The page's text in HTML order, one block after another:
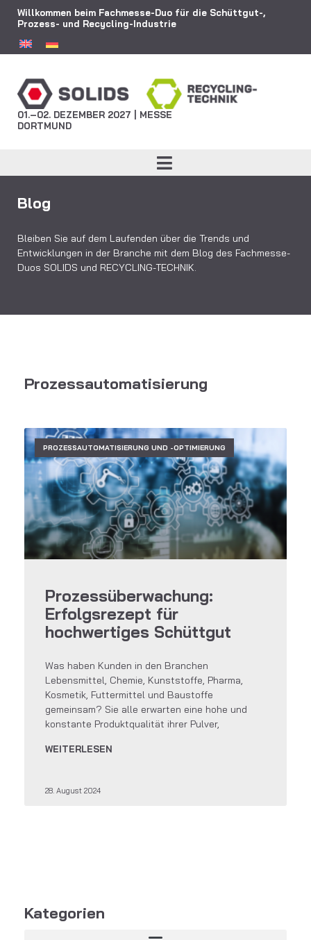
Willkommen beim Fachmesse-Duo für die Schüttgut-,
Prozess- und Recycling-Industrie
01.–02. DEZEMBER 2027 | MESSE
DORTMUND
Blog
Bleiben Sie auf dem Laufenden über die Trends und
Entwicklungen in der Branche mit dem Blog des Fachmesse-
Duos SOLIDS und RECYCLING-TECHNIK.
Prozessautomatisierung
PROZESSAUTOMATISIERUNG UND -OPTIMIERUNG
Prozessüberwachung:
Erfolgsrezept für
hochwertiges Schüttgut
Was haben Kunden in den Branchen
Lebensmittel, Chemie, Kunststoffe, Pharma,
Kosmetik, Futtermittel und Baustoffe
gemeinsam? Sie alle erwarten eine hohe und
konstante Produktqualität ihrer Pulver,
WEITERLESEN
28. August 2024
Kategorien